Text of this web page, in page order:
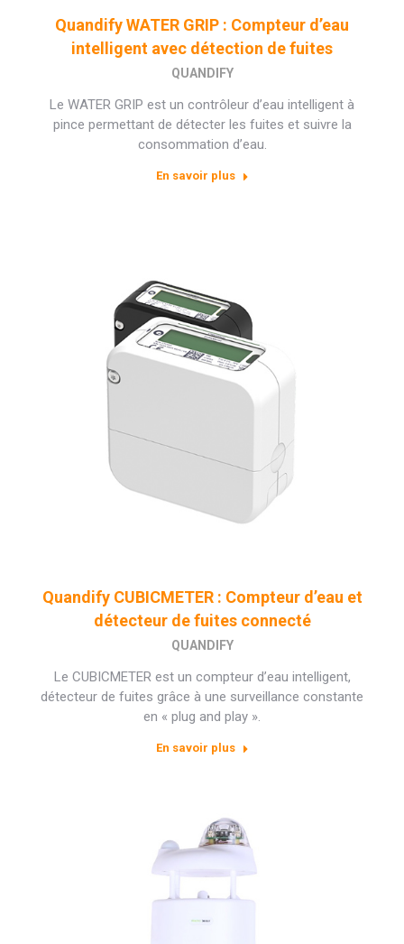
Quandify WATER GRIP : Compteur d’eau
intelligent avec détection de fuites
QUANDIFY
Le WATER GRIP est un contrôleur d’eau intelligent à
pince permettant de détecter les fuites et suivre la
consommation d’eau.
En savoir plus
Quandify CUBICMETER : Compteur d’eau et
détecteur de fuites connecté
QUANDIFY
Le CUBICMETER est un compteur d’eau intelligent,
détecteur de fuites grâce à une surveillance constante
en « plug and play ».
En savoir plus